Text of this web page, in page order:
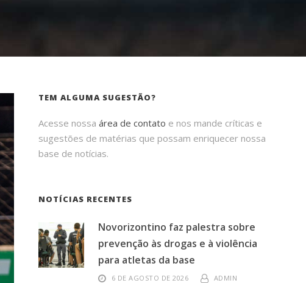
TEM ALGUMA SUGESTÃO?
Acesse nossaárea de contato e nos mande críticas e
sugestões de matérias que possam enriquecer nossa
base de notícias.
NOTÍCIAS RECENTES
Novorizontino faz palestra sobre
prevenção às drogas e à violência
para atletas da base
6 DE AGOSTO DE 2026 ADMIN